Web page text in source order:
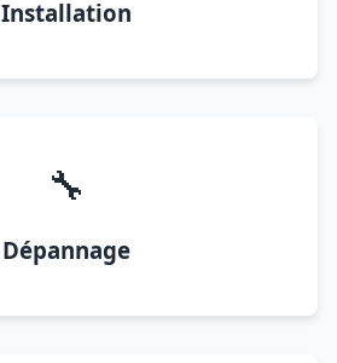
Installation
🔧
Dépannage